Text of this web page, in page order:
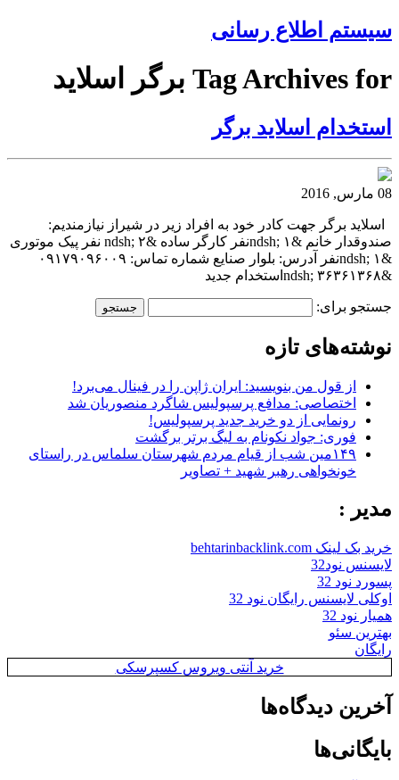
سیستم اطلاع رسانی
Tag Archives for برگر اسلاید
استخدام اسلاید برگر
08 مارس, 2016
اسلاید برگر جهت کادر خود به افراد زیر در شیراز نیازمندیم:
صندوقدار خانم &ndsh; ۱نفر کارگر ساده &ndsh; ۲ نفر پیک موتوری
&ndsh; ۱نفر آدرس: بلوار صنایع شماره تماس: ۰۹۱۷۹۰۹۶۰۰۹
&ndsh; ۳۶۳۶۱۳۶۸استخدام جدید
جستجو برای:
نوشته‌های تازه
از قول من بنویسید: ایران ژاپن را در فینال می‌برد!
اختصاصی: مدافع پرسپولیس شاگرد منصوریان شد
رونمایی از دو خرید جدید پرسپولیس!
فوری: جواد نکونام به لیگ برتر برگشت
۱۴۹مین شب از قیام مردم شهرستان سلماس در راستای
خونخواهی رهبر شهید + تصاویر
مدیر :
خرید بک لینک behtarinbacklink.com
لایسنس نود32
پسورد نود 32
اوکلی لایسنس رایگان نود 32
همیار نود 32
بهترین سئو
رایگان
خرید آنتی ویروس کسپرسکی
آخرین دیدگاه‌ها
بایگانی‌ها